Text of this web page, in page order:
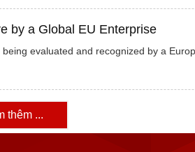
by a Global EU Enterprise
evaluated and recognized by a
thêm ...